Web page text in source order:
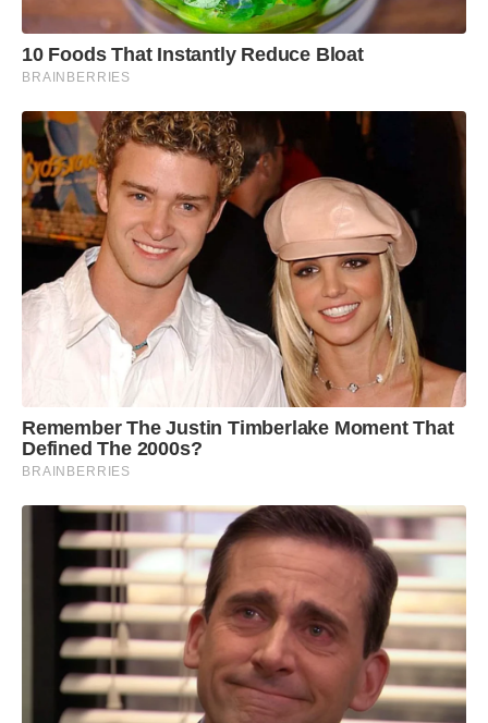
10 Foods That Instantly Reduce Bloat
BRAINBERRIES
Remember The Justin Timberlake Moment That
Defined The 2000s?
BRAINBERRIES